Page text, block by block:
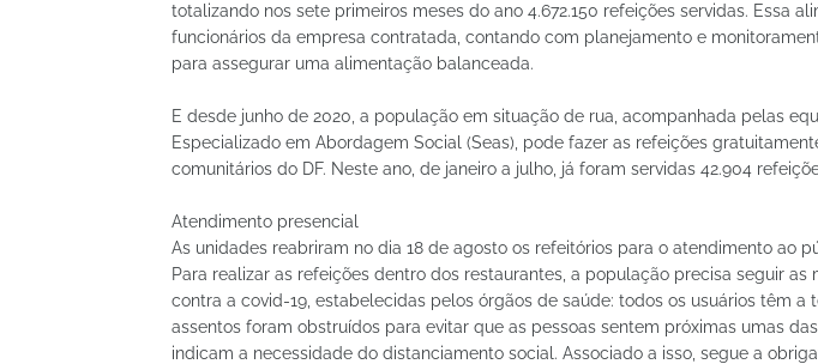
totalizando nos sete primeiros meses do ano 4.672.150 refeições servidas. Essa
funcionários da empresa contratada, contando com planejamento e
para assegurar uma alimentação balanceada.
E desde junho de 2020, a população em situação de rua, acompanhada pelas
Especializado em Abordagem Social (Seas), pode fazer as refeições
comunitários do DF. Neste ano, de janeiro a julho, já foram servidas 42.904
Atendimento presencial
As unidades reabriram no dia 18 de agosto os refeitórios para o atendimento ao
Para realizar as refeições dentro dos restaurantes, a população precisa seguir as
contra a covid-19, estabelecidas pelos órgãos de saúde: todos os usuários têm a
assentos foram obstruídos para evitar que as pessoas sentem próximas umas
indicam a necessidade do distanciamento social. Associado a isso, segue a